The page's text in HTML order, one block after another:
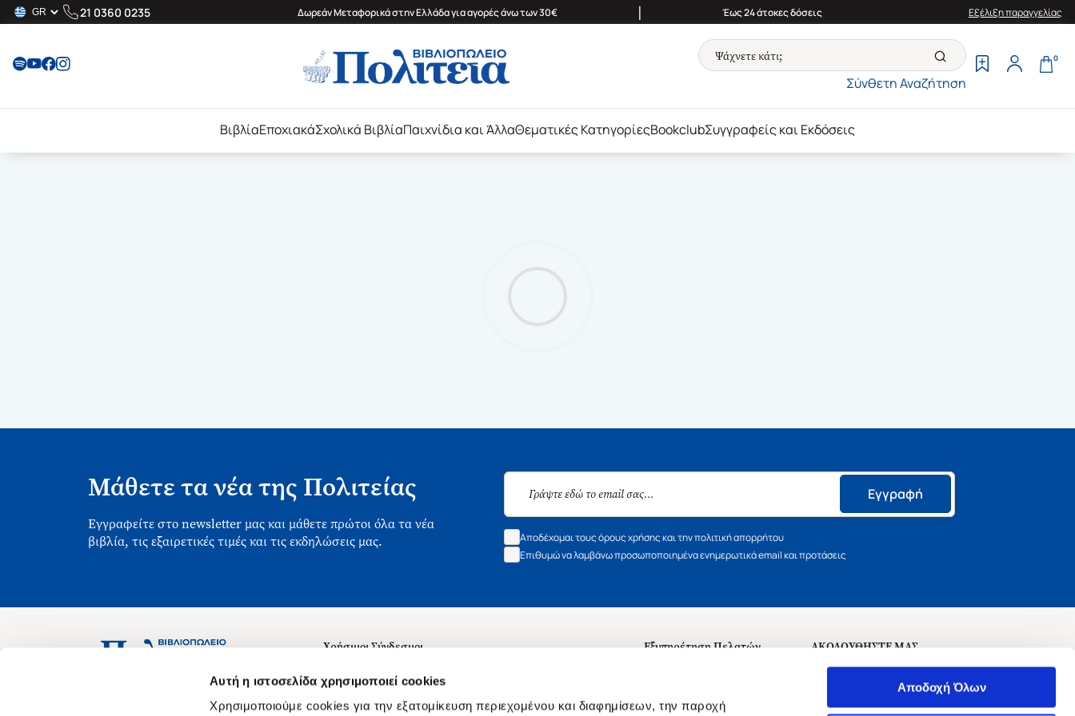
Αυτή η ιστοσελίδα χρησιμοποιεί cookies
Χρησιμοποιούμε cookies για την εξατομίκευση περιεχομένου και διαφημίσεων, την παροχή
Αποδοχή Όλων
21 0360 0235 Δωρεάν Μεταφορικά στην Ελλάδα για αγορές άνω των 30€ | Έως 24 άτοκες δόσεις Εξέλιξη παραγγελίας
Σύνθετη Αναζήτηση
0
ΒιβλίαΕποχιακάΣχολικά ΒιβλίαΠαιχνίδια και ΆλλαΘεματικές ΚατηγορίεςBookclubΣυγγραφείς και Εκδόσεις
Μάθετε τα νέα της Πολιτείας
Εγγραφείτε στο newsletter μας και μάθετε πρώτοι όλα τα νέα
βιβλία, τις εξαιρετικές τιμές και τις εκδηλώσεις μας.
Εγγραφή
Αποδέχομαι τους όρους χρήσης και την πολιτική απορρήτου
Επιθυμώ να λαμβάνω προσωποποιημένα ενημερωτικά email και προτάσεις
Ασκληπιού 1-3, Αθήνα 106 79
Χρήσιμοι Σύνδεσμοι
Σχετικά με εμάς
Θέσεις Εργασίας
Εξυπηρέτηση Πελατών
ΑΚΟΛΟΥΘΗΣΤΕ ΜΑΣ